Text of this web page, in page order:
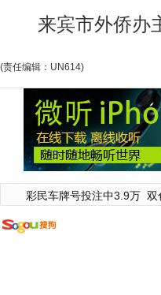
来宾市外侨办主
(责任编辑：UN614)
彩民车牌号投注中3.9万 双